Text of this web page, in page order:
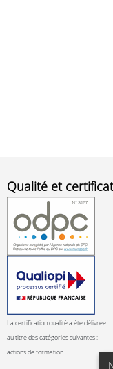
Qualité et
La certification qualité a été délivrée
au titre des catégories suivantes :
actions de formation